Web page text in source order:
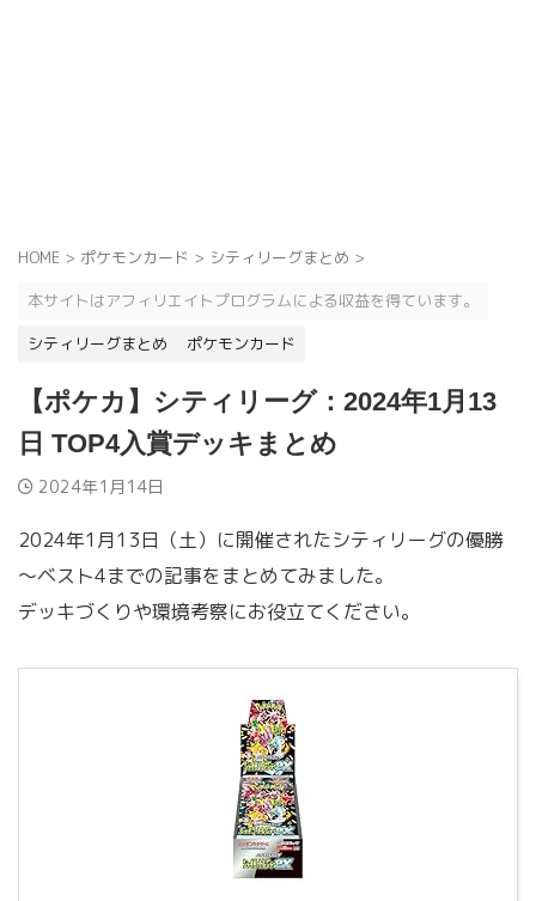
HOME > ポケモンカード > シティリーグまとめ >
本サイトはアフィリエイトプログラムによる収益を得ています。
シティリーグまとめ
ポケモンカード
【ポケカ】シティリーグ：2024年1月13
日 TOP4入賞デッキまとめ
2024年1月14日
2024年1月13日（土）に開催されたシティリーグの優勝
～ベスト4までの記事をまとめてみました。
デッキづくりや環境考察にお役立てください。